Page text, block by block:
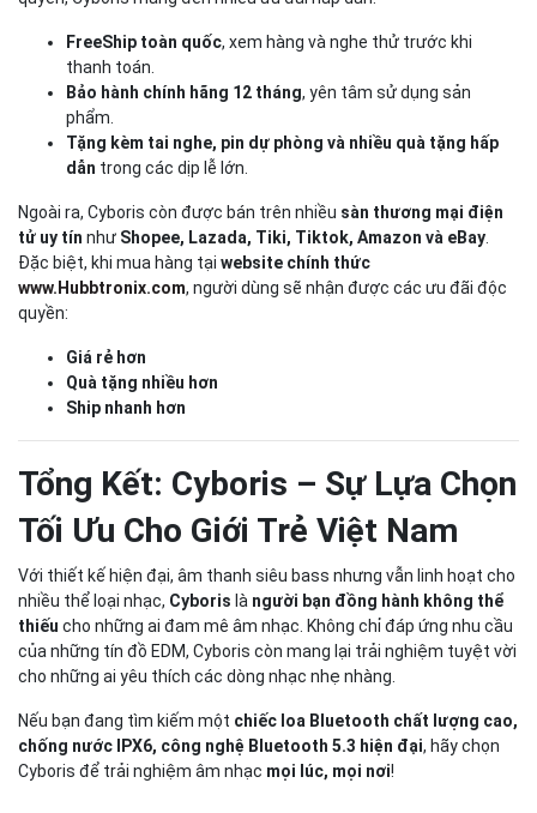
FreeShip toàn quốc, xem hàng và nghe thử trước khi
thanh toán.
Bảo hành chính hãng 12 tháng, yên tâm sử dụng sản
phẩm.
Tặng kèm tai nghe, pin dự phòng và nhiều quà tặng hấp
dẫn trong các dịp lễ lớn.
Ngoài ra, Cyboris còn được bán trên nhiều sàn thương mại điện
tử uy tín như Shopee, Lazada, Tiki, Tiktok, Amazon và eBay
Đặc biệt, khi mua hàng tại website chính thức
www.Hubbtronix.com, người dùng sẽ nhận được các ưu đãi độc
quyền:
Giá rẻ hơn
Quà tặng nhiều hơn
Ship nhanh hơn
Tổng Kết: Cyboris – Sự Lựa Chọn
Tối Ưu Cho Giới Trẻ Việt Nam
Với thiết kế hiện đại, âm thanh siêu bass nhưng vẫn linh hoạt cho
nhiều thể loại nhạc, Cyboris là người bạn đồng hành không thể
thiếu cho những ai đam mê âm nhạc. Không chỉ đáp ứng nhu cầu
của những tín đồ EDM, Cyboris còn mang lại trải nghiệm tuyệt vời
cho những ai yêu thích các dòng nhạc nhẹ nhàng.
Nếu bạn đang tìm kiếm một chiếc loa Bluetooth chất lượng cao,
chống nước IPX6, công nghệ Bluetooth 5.3 hiện đại, hãy chọn
Cyboris để trải nghiệm âm nhạc mọi lúc, mọi nơi!